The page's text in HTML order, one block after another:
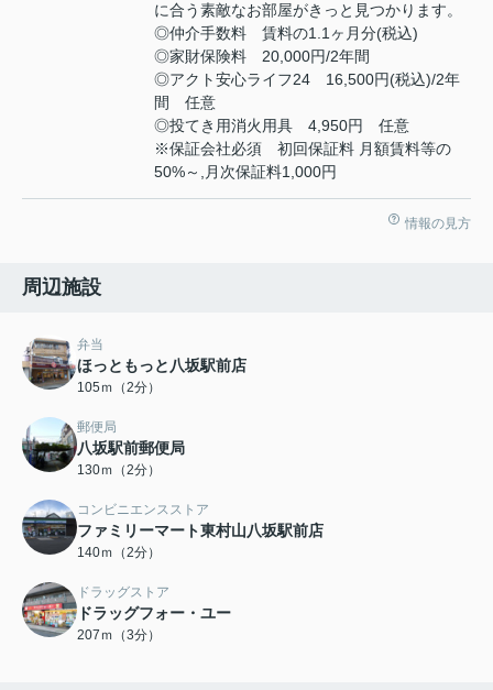
に合う素敵なお部屋がきっと見つかります。
◎仲介手数料 賃料の1.1ヶ月分(税込)
◎家財保険料 20,000円/2年間
◎アクト安心ライフ24 16,500円(税込)/2年
間 任意
◎投てき用消火用具 4,950円 任意
※保証会社必須 初回保証料 月額賃料等の
50%～,月次保証料1,000円
情報の見方
周辺施設
弁当
ほっともっと八坂駅前店
105ｍ（2分）
郵便局
八坂駅前郵便局
130ｍ（2分）
コンビニエンスストア
ファミリーマート東村山八坂駅前店
140ｍ（2分）
ドラッグストア
ドラッグフォー・ユー
207ｍ（3分）